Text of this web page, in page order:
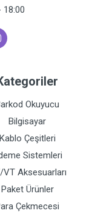
18:00
Okuyucu
Bilgisayar
Kablo Çeşitleri
Sistemleri
VT Aksesuarları
Paket Ürünler
Çekmecesi